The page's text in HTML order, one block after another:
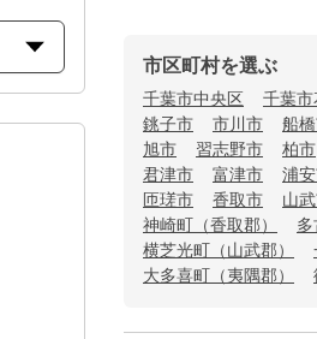
市区町村を選ぶ
千葉市中央区 千葉
銚子市
市川市 船
旭市
習志野市 柏市
君津市
富津市 浦
匝瑳市
香取市 山
神崎町（香取郡）
多
横芝光町（山武郡）
大多喜町（夷隅郡）